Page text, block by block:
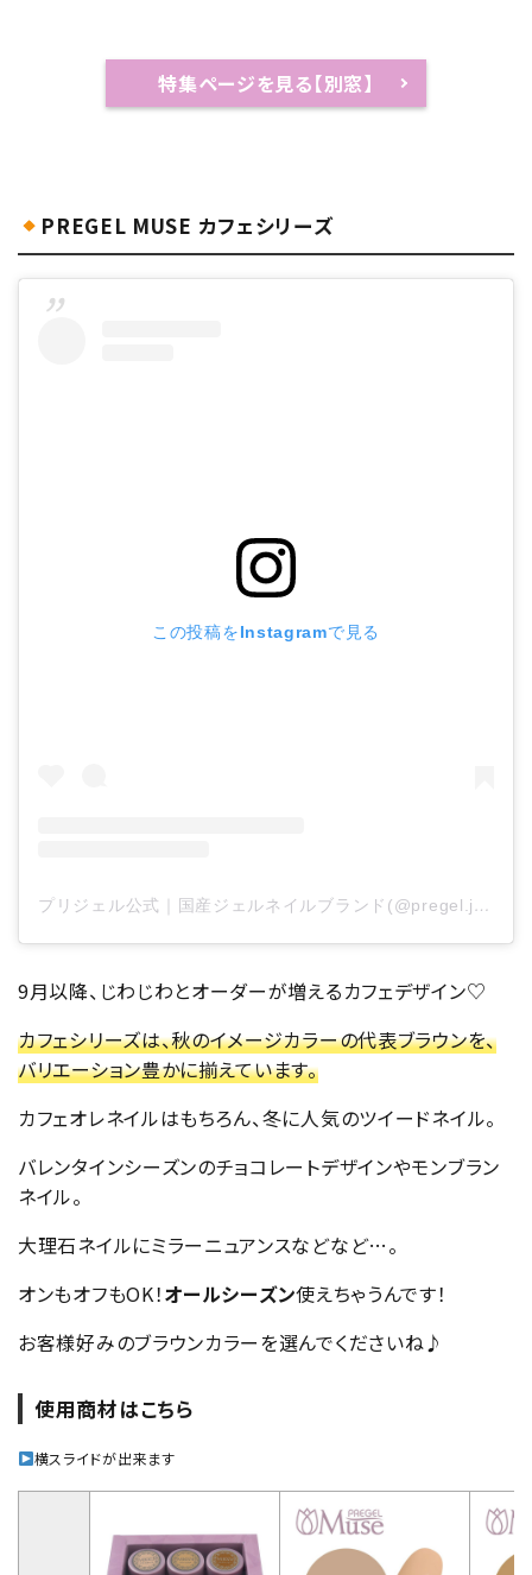
特集ページを見る【別窓】
PREGEL MUSE カフェシリーズ
この投稿をInstagramで見る
プリジェル公式｜国産ジェルネイルブランド(@pregel.jp)がシェアした投稿
9月以降、じわじわとオーダーが増えるカフェデザイン♡
カフェシリーズは、秋のイメージカラーの代表ブラウンを、
バリエーション豊かに揃えています。
カフェオレネイルはもちろん、冬に人気のツイードネイル。
バレンタインシーズンのチョコレートデザインやモンブラン
ネイル。
大理石ネイルにミラーニュアンスなどなど…。
オンもオフもOK！オールシーズン使えちゃうんです！
お客様好みのブラウンカラーを選んでくださいね♪
使用商材はこちら
横スライドが出来ます